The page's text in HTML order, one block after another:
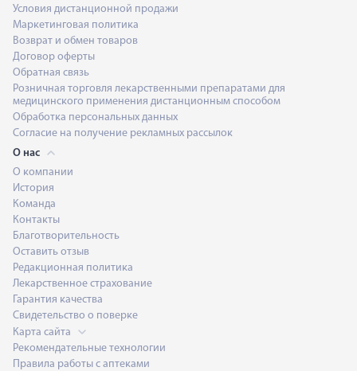
Условия дистанционной продажи
Маркетинговая политика
Возврат и обмен товаров
Договор оферты
Обратная связь
Розничная торговля лекарственными препаратами для
медицинского применения дистанционным способом
Обработка персональных данных
Согласие на получение рекламных рассылок
О нас
О компании
История
Команда
Контакты
Благотворительность
Оставить отзыв
Редакционная политика
Лекарственное страхование
Гарантия качества
Свидетельство о поверке
Карта сайта
Рекомендательные технологии
Правила работы с аптеками